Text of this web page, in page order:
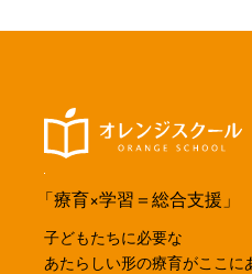
「療育×学習＝総合支援」
子どもたちに必要な
あたらしい形の療育がここに